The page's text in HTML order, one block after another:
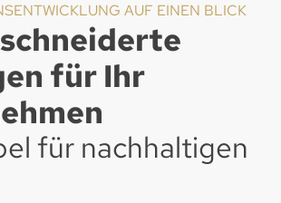
AUF EINEN BLICK
für Ihr
für nachhaltigen